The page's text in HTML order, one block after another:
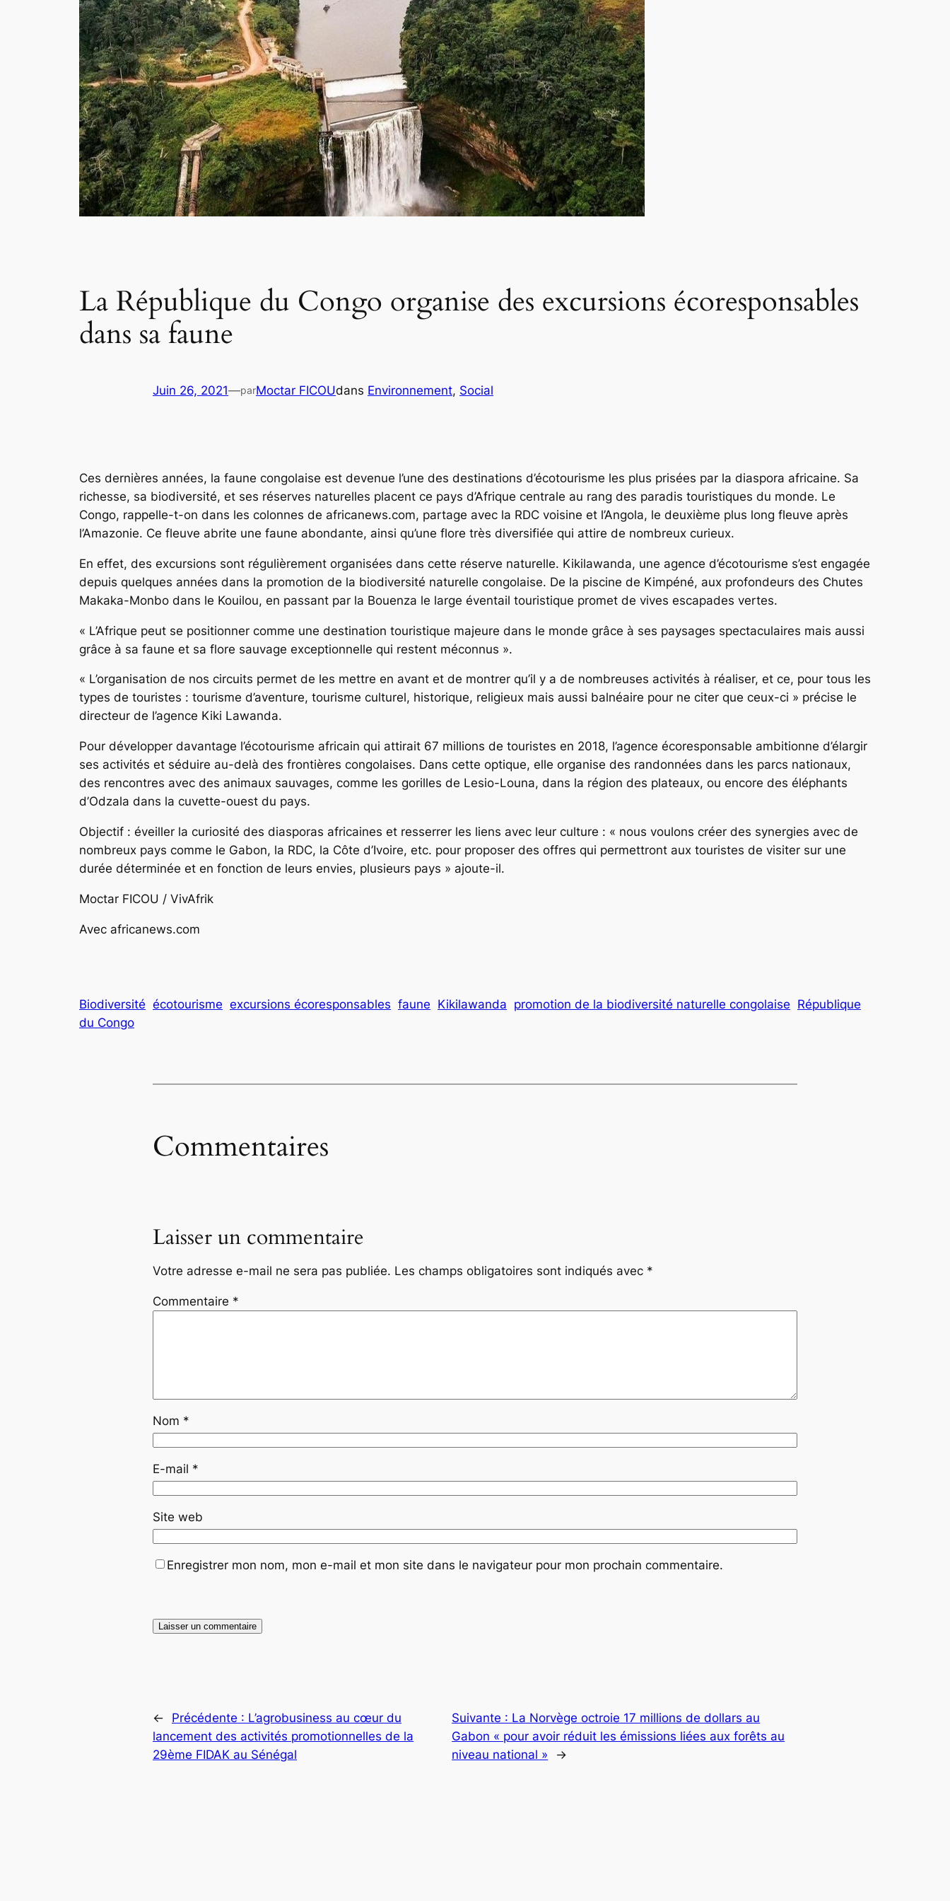
La République du Congo organise des excursions écoresponsables
dans sa faune
Juin 26, 2021—parMoctar FICOUdans Environnement, Social
Ces dernières années, la faune congolaise est devenue l’une des destinations d’écotourisme les plus prisées par la diaspora africaine. Sa
richesse, sa biodiversité, et ses réserves naturelles placent ce pays d’Afrique centrale au rang des paradis touristiques du monde. Le
Congo, rappelle-t-on dans les colonnes de africanews.com, partage avec la RDC voisine et l’Angola, le deuxième plus long fleuve après
l’Amazonie. Ce fleuve abrite une faune abondante, ainsi qu’une flore très diversifiée qui attire de nombreux curieux.
En effet, des excursions sont régulièrement organisées dans cette réserve naturelle. Kikilawanda, une agence d’écotourisme s’est engagée
depuis quelques années dans la promotion de la biodiversité naturelle congolaise. De la piscine de Kimpéné, aux profondeurs des Chutes
Makaka-Monbo dans le Kouilou, en passant par la Bouenza le large éventail touristique promet de vives escapades vertes.
« L’Afrique peut se positionner comme une destination touristique majeure dans le monde grâce à ses paysages spectaculaires mais aussi
grâce à sa faune et sa flore sauvage exceptionnelle qui restent méconnus ».
« L’organisation de nos circuits permet de les mettre en avant et de montrer qu’il y a de nombreuses activités à réaliser, et ce, pour tous les
types de touristes : tourisme d’aventure, tourisme culturel, historique, religieux mais aussi balnéaire pour ne citer que ceux-ci » précise le
directeur de l’agence Kiki Lawanda.
Pour développer davantage l’écotourisme africain qui attirait 67 millions de touristes en 2018, l’agence écoresponsable ambitionne d’élargir
ses activités et séduire au-delà des frontières congolaises. Dans cette optique, elle organise des randonnées dans les parcs nationaux,
des rencontres avec des animaux sauvages, comme les gorilles de Lesio-Louna, dans la région des plateaux, ou encore des éléphants
d’Odzala dans la cuvette-ouest du pays.
Objectif : éveiller la curiosité des diasporas africaines et resserrer les liens avec leur culture : « nous voulons créer des synergies avec de
nombreux pays comme le Gabon, la RDC, la Côte d’Ivoire, etc. pour proposer des offres qui permettront aux touristes de visiter sur une
durée déterminée et en fonction de leurs envies, plusieurs pays » ajoute-il.
Moctar FICOU / VivAfrik
Avec africanews.com
Biodiversité écotourisme excursions écoresponsables faune Kikilawanda promotion de la biodiversité naturelle congolaise République
du Congo
Commentaires
Laisser un commentaire
Votre adresse e-mail ne sera pas publiée. Les champs obligatoires sont indiqués avec *
Commentaire *
Nom *
E-mail *
Site web
Enregistrer mon nom, mon e-mail et mon site dans le navigateur pour mon prochain commentaire.
← Précédente : L’agrobusiness au cœur du
lancement des activités promotionnelles de la
29ème FIDAK au Sénégal
Suivante : La Norvège octroie 17 millions de dollars au
Gabon « pour avoir réduit les émissions liées aux forêts au
niveau national »
→